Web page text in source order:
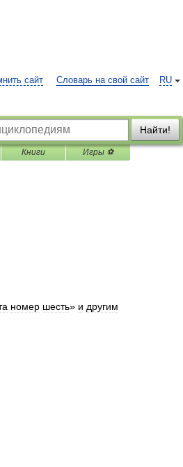
RU
сайт Словарь на свой сайт
Найти!
Книги Игры ⚽
номер шесть» и другим